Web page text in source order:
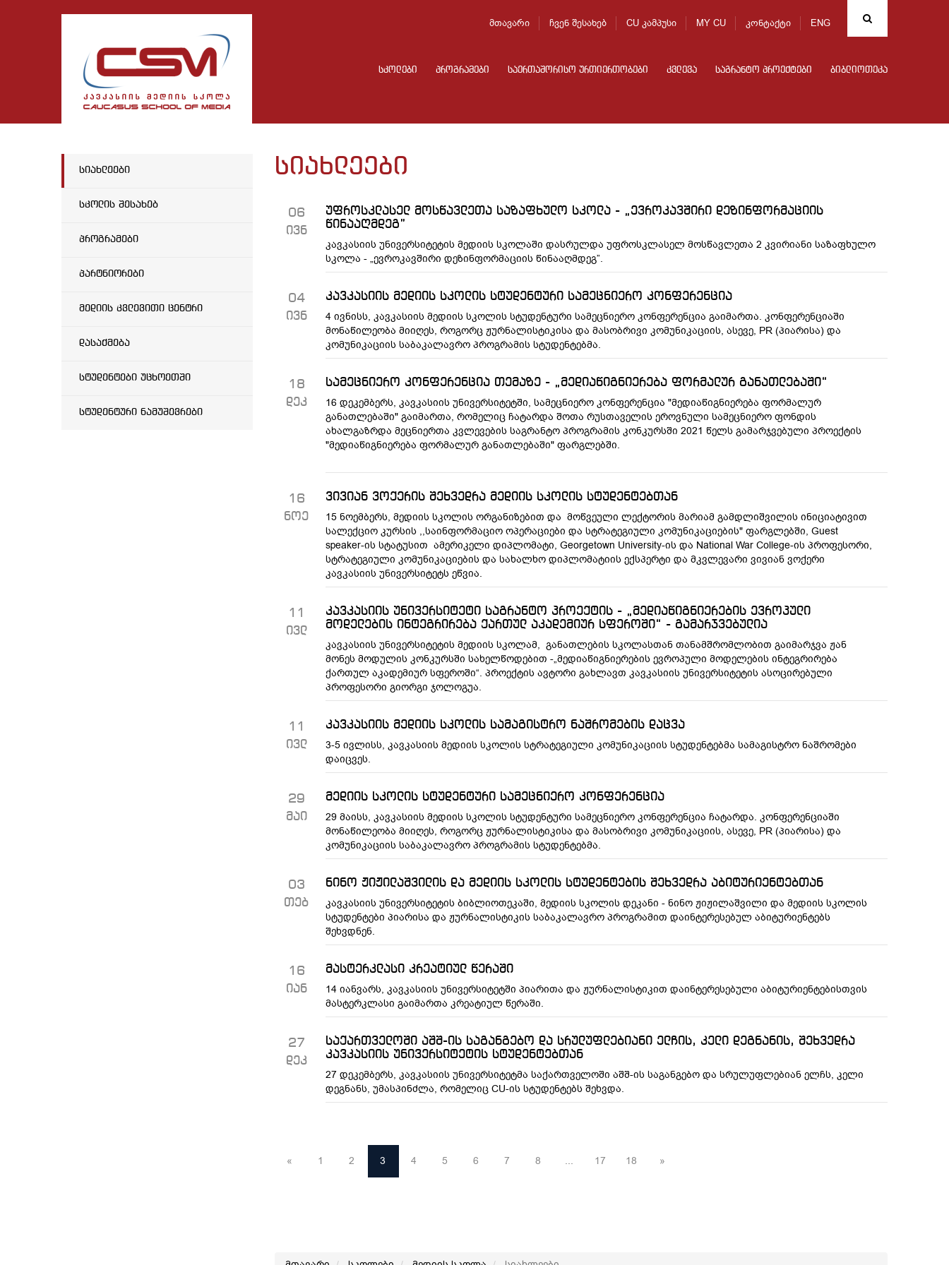
ENG
მთავარი ჩვენ შესახებ CU კამპუსი MY CU კონტაქტი
სკოლები პროგრამები საერთაშორისო ურთიერთობები კვლევა საგრანტო პროექტები ბიბლიოთეკა
სიახლეები
სკოლის შესახებ
პროგრამები
პარტნიორები
მედიის კვლევითი ცენტრი
დასაქმება
სტუდენტები უცხოეთში
სტუდენტური ნამუშევრები
სიახლეები
06
ივნ
უფროსკლასელ მოსწავლეთა საზაფხულო სკოლა - „ევროკავშირი დეზინფორმაციის
წინააღმდეგ”
კავკასიის უნივერსიტეტის მედიის სკოლაში დასრულდა უფროსკლასელ მოსწავლეთა 2 კვირიანი საზაფხულო
სკოლა - „ევროკავშირი დეზინფორმაციის წინააღმდეგ”.
04
ივნ
კავკასიის მედიის სკოლის სტუდენტური სამეცნიერო კონფერენცია
4 ივნისს, კავკასიის მედიის სკოლის სტუდენტური სამეცნიერო კონფერენცია გაიმართა. კონფერენციაში
მონაწილეობა მიიღეს, როგორც ჟურნალისტიკისა და მასობრივი კომუნიკაციის, ასევე, PR (პიარისა) და
კომუნიკაციის საბაკალავრო პროგრამის სტუდენტებმა.
18
დეკ
სამეცნიერო კონფერენცია თემაზე - „მედიაწიგნიერება ფორმალურ განათლებაში“
16 დეკემბერს, კავკასიის უნივერსიტეტში, სამეცნიერო კონფერენცია "მედიაწიგნიერება ფორმალურ
განათლებაში" გაიმართა, რომელიც ჩატარდა შოთა რუსთაველის ეროვნული სამეცნიერო ფონდის
ახალგაზრდა მეცნიერთა კვლევების საგრანტო პროგრამის კონკურსში 2021 წელს გამარჯვებული პროექტის
"მედიაწიგნიერება ფორმალურ განათლებაში" ფარგლებში.
16
ნოე
ვივიან ვოქერის შეხვედრა მედიის სკოლის სტუდენტებთან
15 ნოემბერს, მედიის სკოლის ორგანიზებით და მოწვეული ლექტორის მარიამ გამდლიშვილის ინიციატივით
სალექციო კურსის ,,საინფორმაციო ოპერაციები და სტრატეგიული კომუნიკაციების" ფარგლებში, Guest
speaker-ის სტატუსით ამერიკელი დიპლომატი, Georgetown University-ის და National War College-ის პროფესორი,
სტრატეგიული კომუნიკაციების და სახალხო დიპლომატიის ექსპერტი და მკვლევარი ვივიან ვოქერი
კავკასიის უნივერსიტეტს ეწვია.
11
ივლ
კავკასიის უნივერსიტეტი საგრანტო პროექტის - „მედიაწიგნიერების ევროპული
მოდელების ინტეგრირება ქართულ აკადემიურ სფეროში“ - გამარჯვებულია
კავკასიის უნივერსიტეტის მედიის სკოლამ, განათლების სკოლასთან თანამშრომლობით გაიმარჯვა ჟან
მონეს მოდულის კონკურსში სახელწოდებით -„მედიაწიგნიერების ევროპული მოდელების ინტეგრირება
ქართულ აკადემიურ სფეროში“. პროექტის ავტორი გახლავთ კავკასიის უნივერსიტეტის ასოცირებული
პროფესორი გიორგი ჯოლოგუა.
11
ივლ
კავკასიის მედიის სკოლის სამაგისტრო ნაშრომების დაცვა
3-5 ივლისს, კავკასიის მედიის სკოლის სტრატეგიული კომუნიკაციის სტუდენტებმა სამაგისტრო ნაშრომები
დაიცვეს.
29
მაი
მედიის სკოლის სტუდენტური სამეცნიერო კონფერენცია
29 მაისს, კავკასიის მედიის სკოლის სტუდენტური სამეცნიერო კონფერენცია ჩატარდა. კონფერენციაში
მონაწილეობა მიიღეს, როგორც ჟურნალისტიკისა და მასობრივი კომუნიკაციის, ასევე, PR (პიარისა) და
კომუნიკაციის საბაკალავრო პროგრამის სტუდენტებმა.
03
თებ
ნინო ჟიჟილაშვილის და მედიის სკოლის სტუდენტების შეხვედრა აბიტურიენტებთან
კავკასიის უნივერსიტეტის ბიბლიოთეკაში, მედიის სკოლის დეკანი - ნინო ჟიჟილაშვილი და მედიის სკოლის
სტუდენტები პიარისა და ჟურნალისტიკის საბაკალავრო პროგრამით დაინტერესებულ აბიტურიენტებს
შეხვდნენ.
16
იან
მასტერკლასი კრეატიულ წერაში
14 იანვარს, კავკასიის უნივერსიტეტში პიარითა და ჟურნალისტიკით დაინტერესებული აბიტურიენტებისთვის
მასტერკლასი გაიმართა კრეატიულ წერაში.
27
დეკ
საქართველოში აშშ-ის საგანგებო და სრულუფლებიანი ელჩის, კელი დეგნანის, შეხვედრა
კავკასიის უნივერსიტეტის სტუდენტებთან
27 დეკემბერს, კავკასიის უნივერსიტეტმა საქართველოში აშშ-ის საგანგებო და სრულუფლებიან ელჩს, კელი
დეგნანს, უმასპინძლა, რომელიც CU-ის სტუდენტებს შეხვდა.
« 1 2 3 4 5 6 7 8 ... 17 18 »